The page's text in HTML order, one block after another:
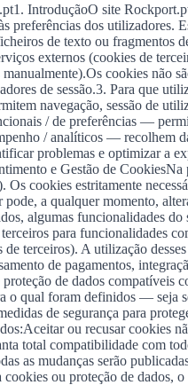
IntroduçãoO site
preferências dos
de texto ou fragmentos
externos (cookies de
cookies não
de sessão.3. Para que
navegação, sessão de
/ de preferências —
/ analíticos — recolhem
problemas e optimizar a
e Gestão de
cookies estritamente
a qualquer momento,
algumas funcionalidades
para funcionalidades
terceiros). A utilização
de pagamentos,
de dados compatíveis
o qual foram definidos — seja
de segurança para
ou recusar
total compatibilidade com
as mudanças serão
ou proteção de